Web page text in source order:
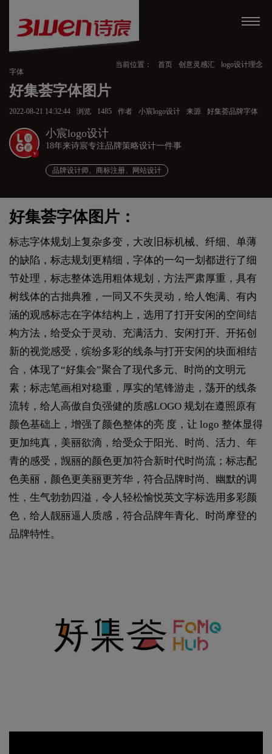
当前位置： 首页 创意灵感汇
logo设计理念
字体
好集荟字体图片
2022-08-21 14:32:44 浏览 1485 作者 小宸logo设计 来源 好集荟品牌字体
v
小宸logo设计
18年来诗宸专注品牌策略设计一件事
品牌设计师、商标注册、网站设计
好集荟字体图片：
标志字体规划上复杂多变，大改旧标机械、纤细、单薄
的缺陷，标志规划更精细，字体的一勾一划都进行了细
节处理，标志整体选用粗体规划，方法严肃厚重，具有
树线体的古拙典雅，一同又不失灵动，给人饱满、有内
涵的观感标志在字体结构上，选用了打开安闲的空间结
构方法，给受众于灵动、充满活力、安闲打开、开拓创
新的视觉感受，缤纷多彩的线条与打开安闲的块面相结
合，体现了“好集会”聚合了现代多元、时尚的文明元
素；标志笔画相对稳重，厚实的笔锋游走，荡开的线条
流转，给人高傲自负强健的质感LOGO 规划在遵照原有
颜色基础上，增强了颜色整体的亮 度，让 logo 整体显得
更加纯真，美丽欲滴，给受众于阳光、时尚、活力、年
青的感受，觊丽的颜色更加符合新时代时尚流；标志配
色美丽，颜色更美丽更芳华，符合品牌时尚、幽默的调
性，生气勃勃四溢，令人轻松愉悦英文字标选用多彩颜
色，给人靓丽逼人质感，符合品牌年青化、时尚摩登的
品牌特性。